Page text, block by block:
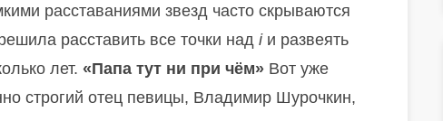
расставаниями звезд часто скрываются
расставить все точки над iи развеять
лет. «Папа тут ни при чём» Вот уже
строгий отец певицы, Владимир Шурочкин,